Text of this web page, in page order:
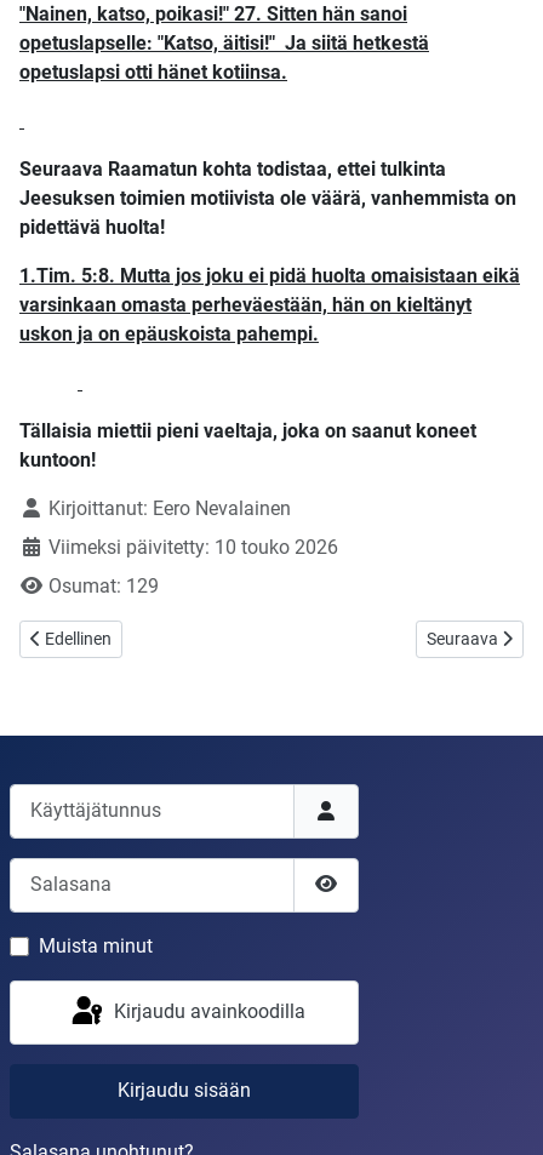
"Nainen, katso, poikasi!" 27. Sitten hän sanoi
opetuslapselle: "Katso, äitisi!" Ja siitä hetkestä
opetuslapsi otti hänet kotiinsa.
Seuraava Raamatun kohta todistaa, ettei tulkinta
Jeesuksen toimien motiivista ole väärä, vanhemmista on
pidettävä huolta!
1.Tim. 5:8. Mutta jos joku ei pidä huolta omaisistaan eikä
varsinkaan omasta perheväestään, hän on kieltänyt
uskon ja on epäuskoista pahempi.
Tällaisia miettii pieni vaeltaja, joka on saanut koneet
kuntoon!
TietojaKirjoittanut: Eero Nevalainen
Viimeksi päivitetty: 10 touko 2026
Osumat: 129
Edellinen artikkeli: Kuolema korjasi taas satoaan!
Edellinen Seuraava
Seuraava
Käyttäjätunnus
Salasana
Näytä salasana
Muista minut
Kirjaudu avainkoodilla
Kirjaudu sisään